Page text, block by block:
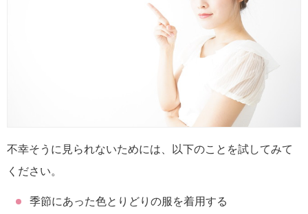
不幸そうに見られないためには、以下のことを試してみて
ください。
季節にあった色とりどりの服を着用する